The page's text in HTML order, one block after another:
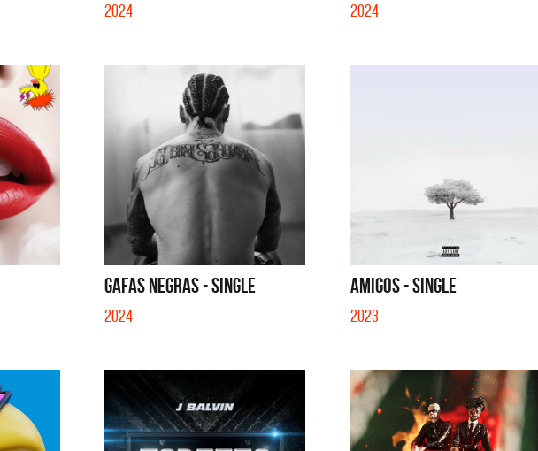
2024 2024
GAFAS NEGRAS - SINGLE
2024
AMIGOS - SINGLE
2023